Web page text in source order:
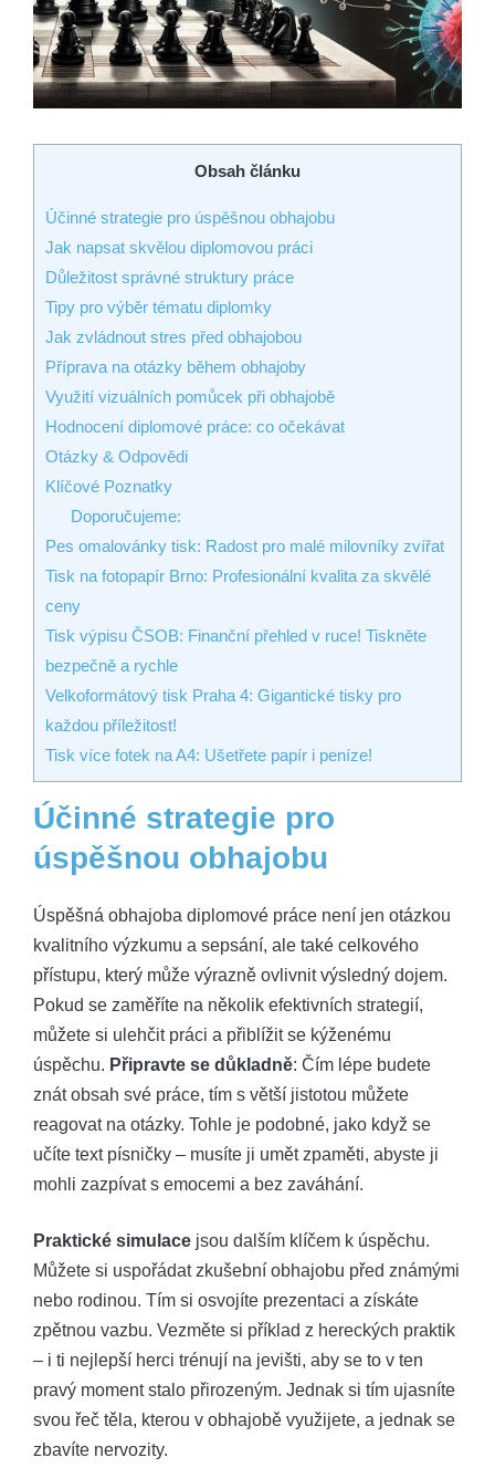
Obsah článku
Účinné strategie pro úspěšnou obhajobu
Jak napsat skvělou diplomovou práci
Důležitost správné struktury práce
Tipy pro výběr tématu diplomky
Jak zvládnout stres před obhajobou
Příprava na otázky během obhajoby
Využití vizuálních pomůcek při obhajobě
Hodnocení diplomové práce: co očekávat
Otázky & Odpovědi
Klíčové Poznatky
Doporučujeme:
Pes omalovánky tisk: Radost pro malé milovníky zvířat
Tisk na fotopapír Brno: Profesionální kvalita za skvělé
ceny
Tisk výpisu ČSOB: Finanční přehled v ruce! Tiskněte
bezpečně a rychle
Velkoformátový tisk Praha 4: Gigantické tisky pro
každou příležitost!
Tisk více fotek na A4: Ušetřete papír i peníze!
Účinné strategie pro
úspěšnou obhajobu
Úspěšná obhajoba diplomové práce není jen otázkou
kvalitního výzkumu a sepsání, ale také celkového
přístupu, který může výrazně ovlivnit výsledný dojem.
Pokud se zaměříte na několik efektivních strategií,
můžete si ulehčit práci a přiblížit se kýženému
úspěchu. Připravte se důkladně: Čím lépe budete
znát obsah své práce, tím s větší jistotou můžete
reagovat na otázky. Tohle je podobné, jako když se
učíte text písničky – musíte ji umět zpaměti, abyste ji
mohli zazpívat s emocemi a bez zaváhání.
Praktické simulace jsou dalším klíčem k úspěchu.
Můžete si uspořádat zkušební obhajobu před známými
nebo rodinou. Tím si osvojíte prezentaci a získáte
zpětnou vazbu. Vezměte si příklad z hereckých praktik
– i ti nejlepší herci trénují na jevišti, aby se to v ten
pravý moment stalo přirozeným. Jednak si tím ujasníte
svou řeč těla, kterou v obhajobě využijete, a jednak se
zbavíte nervozity.